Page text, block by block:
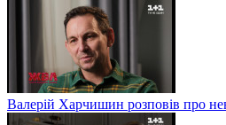
Валерій Харчишин розповів про